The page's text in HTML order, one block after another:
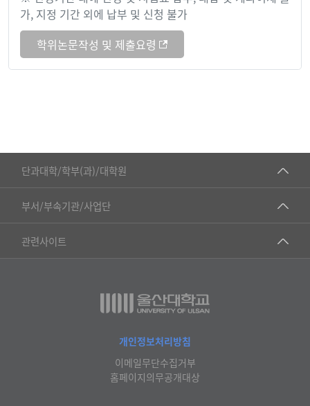
가, 지정 기간 외에 납부 및 신청 불가
학위논문작성 및 제출요령
단과대학/학부(과)/대학원
■인문대학
▷국어국문학부
▷일본어·일본학과
▷프랑스어·프랑스학과
부서/부속기관/사업단
공동기기센터
공학교육혁신센터
물리BK 미래혁신응집물질물리인재교육연구단
관련사이트
건강가정지원센터
교수협의회
온라인 기술거래 플랫폼
개인정보처리방침
이메일무단수집거부
홈페이지의무공개대상